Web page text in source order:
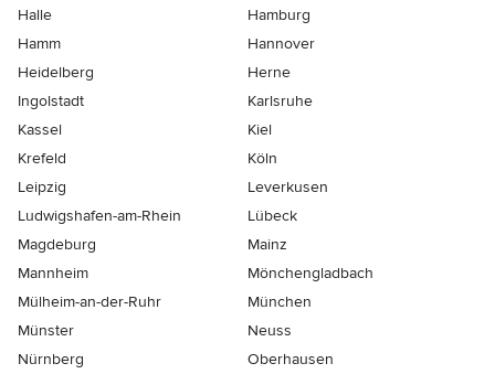
Halle
Hamburg
Hamm
Hannover
Heidelberg
Herne
Ingolstadt
Karlsruhe
Kassel
Kiel
Krefeld
Köln
Leipzig
Leverkusen
Ludwigshafen-am-Rhein
Lübeck
Magdeburg
Mainz
Mannheim
Mönchen­gladbach
Mülheim-an-der-Ruhr
München
Münster
Neuss
Nürnberg
Oberhausen